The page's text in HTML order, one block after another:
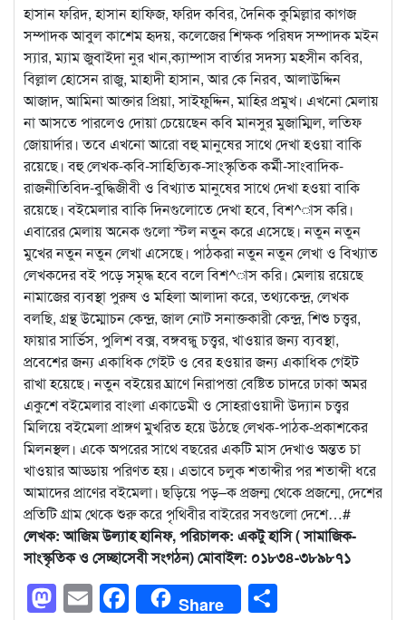
হাসান ফরিদ, হাসান হাফিজ, ফরিদ কবির, দৈনিক কুমিল্লার কাগজ
সম্পাদক আবুল কাশেম হৃদয়, কলেজের শিক্ষক পরিষদ সম্পাদক মইন
স্যার, ম্যাম জুবাইদা নুর খান,ক্যাম্পাস বার্তার সদস্য মহসীন কবির,
বিল্লাল হোসেন রাজু, মাহাদী হাসান, আর কে নিরব, আলাউদ্দিন
আজাদ, আমিনা আক্তার প্রিয়া, সাইফুদ্দিন, মাহির প্রমুখ। এখনো মেলায়
না আসতে পারলেও দোয়া চেয়েছেন কবি মানসুর মুজাম্মিল, লতিফ
জোয়ার্দার। তবে এখনো আরো বহু মানুষের সাথে দেখা হওয়া বাকি
রয়েছে। বহু লেখক-কবি-সাহিত্যিক-সাংস্কৃতিক কর্মী-সাংবাদিক-
রাজনীতিবিদ-বুদ্ধিজীবী ও বিখ্যাত মানুষের সাথে দেখা হওয়া বাকি
রয়েছে। বইমেলার বাকি দিনগুলোতে দেখা হবে, বিশ^াস করি।
এবারের মেলায় অনেক গুলো স্টল নতুন করে এসেছে। নতুন নতুন
মুখের নতুন নতুন লেখা এসেছে। পাঠকরা নতুন নতুন লেখা ও বিখ্যাত
লেখকদের বই পড়ে সমৃদ্ধ হবে বলে বিশ^াস করি। মেলায় রয়েছে
নামাজের ব্যবস্থা পুরুষ ও মহিলা আলাদা করে, তথ্যকেন্দ্র, লেখক
বলছি, গ্রন্থ উম্মোচন কেন্দ্র, জাল নোট সনাক্তকারী কেন্দ্র, শিশু চত্ত্বর,
ফায়ার সার্ভিস, পুলিশ বক্স, বঙ্গবন্ধু চত্ত্বর, খাওয়ার জন্য ব্যবস্থা,
প্রবেশের জন্য একাধিক গেইট ও বের হওয়ার জন্য একাধিক গেইট
রাখা হয়েছে। নতুন বইয়ের ঘ্রাণে নিরাপত্তা বেষ্টিত চাদরে ঢাকা অমর
একুশে বইমেলার বাংলা একাডেমী ও সোহরাওয়াদী উদ্যান চত্ত্বর
মিলিয়ে বইমেলা প্রাঙ্গণ মুখরিত হয়ে উঠছে লেখক-পাঠক-প্রকাশকের
মিলনস্থল। একে অপরের সাথে বছরের একটি মাস দেখাও অন্তত চা
খাওয়ার আড্ডায় পরিণত হয়। এভাবে চলুক শতাব্দীর পর শতাব্দী ধরে
আমাদের প্রাণের বইমেলা। ছড়িয়ে পড়–ক প্রজন্ম থেকে প্রজন্মে, দেশের
প্রতিটি গ্রাম থেকে শুরু করে পৃথিবীর বাইরের সবগুলো দেশে…#
লেখক: আজিম উল্যাহ হানিফ, পরিচালক: একটু হাসি ( সামাজিক-
সাংস্কৃতিক ও সেচ্ছাসেবী সংগঠন) মোবাইল: ০১৮৩৪-৩৮৯৮৭১
Mastodon
EmailFacebook
Share